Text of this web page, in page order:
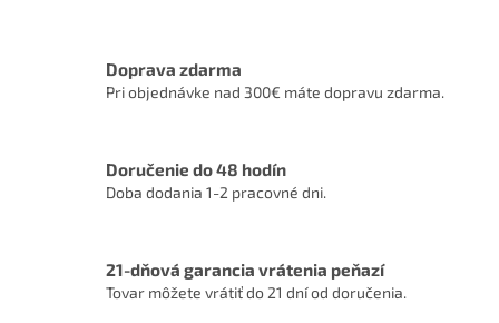
Doprava zdarma
Pri objednávke nad 300€ máte dopravu zdarma.
Doručenie do 48 hodín
Doba dodania 1-2 pracovné dni.
21-dňová garancia vrátenia peňazí
Tovar môžete vrátiť do 21 dní od doručenia.